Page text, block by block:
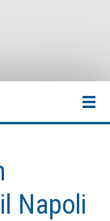
Napoli